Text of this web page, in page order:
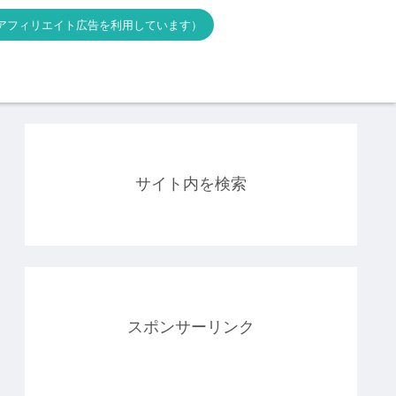
ィリエイト広告を利用しています）
サイト内を検索
スポンサーリンク